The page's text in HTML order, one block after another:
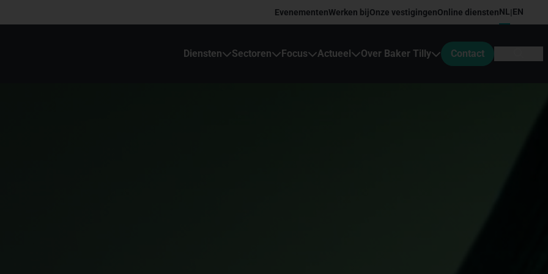
EvenementenWerken bijOnze vestigingenOnline dienstenNL|EN
Diensten Sectoren Focus Actueel Over Baker Tilly Contact